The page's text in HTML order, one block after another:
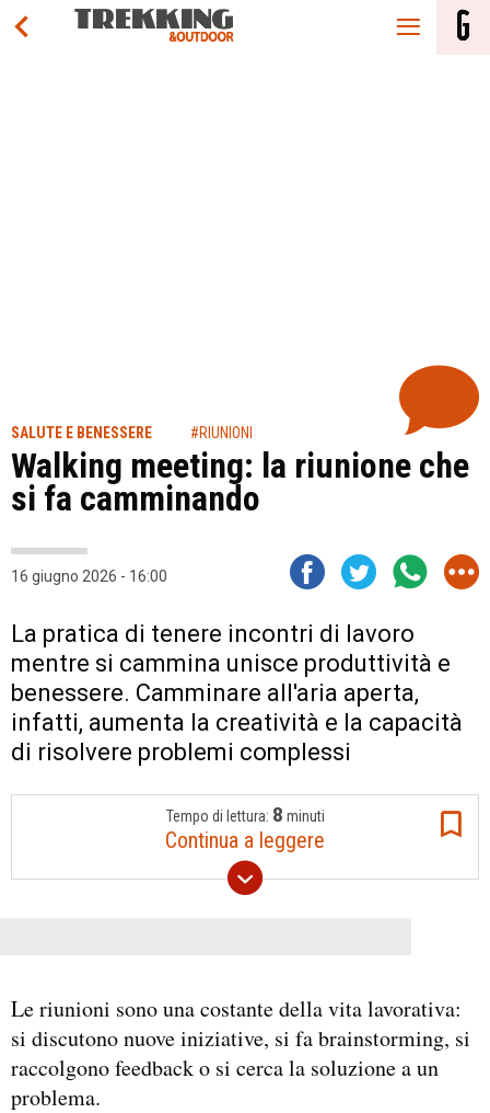
SALUTE E BENESSERE #RIUNIONI
Walking meeting: la riunione che
si fa camminando
16 giugno 2026 - 16:00
La pratica di tenere incontri di lavoro
mentre si cammina unisce produttività e
benessere. Camminare all'aria aperta,
infatti, aumenta la creatività e la capacità
di risolvere problemi complessi
Tempo di lettura: 8 minuti
Continua a leggere
Le riunioni sono una costante della vita lavorativa:
si discutono nuove iniziative, si fa brainstorming, si
raccolgono feedback o si cerca la soluzione a un
problema.